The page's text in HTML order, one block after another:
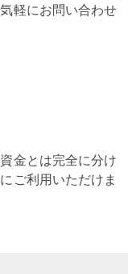
軽にお問い合わせ
金とは完全に分け
ご利用いただけま